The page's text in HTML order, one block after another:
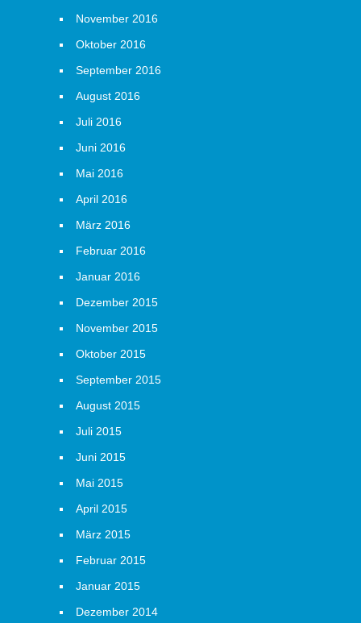
November 2016
Oktober 2016
September 2016
August 2016
Juli 2016
Juni 2016
Mai 2016
April 2016
März 2016
Februar 2016
Januar 2016
Dezember 2015
November 2015
Oktober 2015
September 2015
August 2015
Juli 2015
Juni 2015
Mai 2015
April 2015
März 2015
Februar 2015
Januar 2015
Dezember 2014